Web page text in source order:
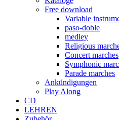
Free download
Variable
paso-doble
medley
Religious
Concert marches
Symphonic
Parade marches
Ankündigungen
Play Along
CD
LEHREN